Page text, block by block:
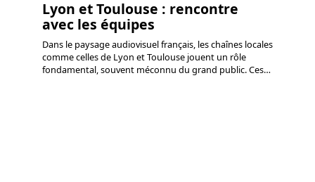
Lyon et Toulouse : rencontre
avec les équipes
Dans le paysage audiovisuel français, les chaînes locales
comme celles de Lyon et Toulouse jouent un rôle
fondamental, souvent méconnu du grand public. Ces…